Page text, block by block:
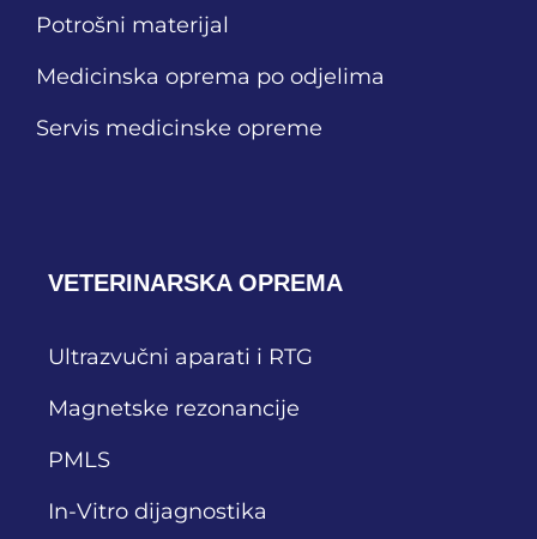
Potrošni materijal
Medicinska oprema po odjelima
Servis medicinske opreme
VETERINARSKA OPREMA
Ultrazvučni aparati i RTG
Magnetske rezonancije
PMLS
In-Vitro dijagnostika